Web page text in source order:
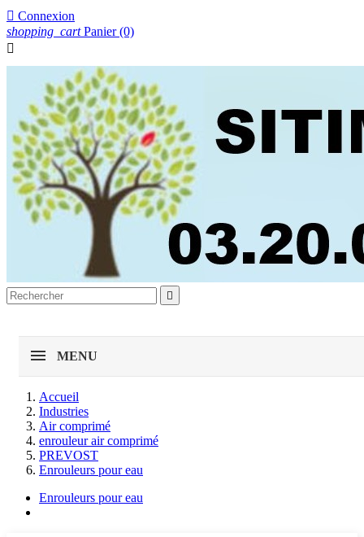
 Connexion
shopping_cart Panier (0)


MENU
Accueil
Industries
Air comprimé
enrouleur air comprimé
PREVOST
Enrouleurs pour eau
Enrouleurs pour eau